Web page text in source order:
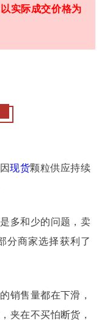
实际成交价格为
现货颗粒供应持续
多和少的问题，卖
分商家选择获利了
销售量都在下滑，
夹在不买怕断货，